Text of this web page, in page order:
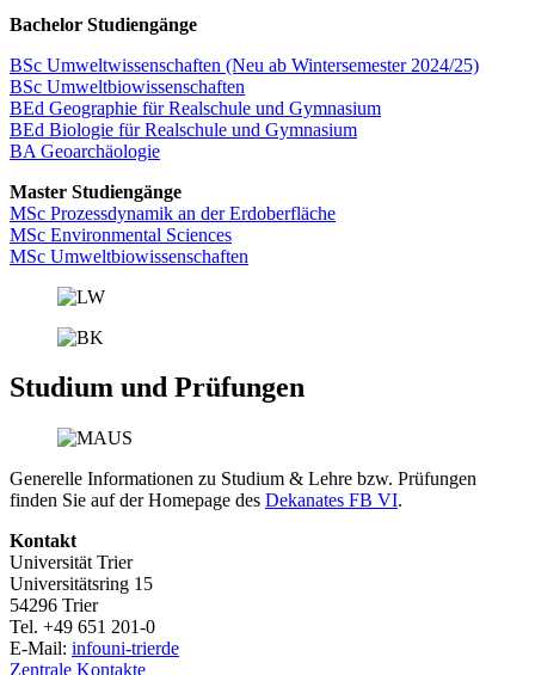
Bachelor Studiengänge
BSc Umweltwissenschaften (Neu ab Wintersemester 2024/25)
BSc Umweltbiowissenschaften
BEd Geographie für Realschule und Gymnasium
BEd Biologie für Realschule und Gymnasium
BA Geoarchäologie
Master Studiengänge
MSc Prozessdynamik an der Erdoberfläche
MSc Environmental Sciences
MSc Umweltbiowissenschaften
Studium und Prüfungen
Generelle Informationen zu Studium & Lehre bzw. Prüfungen
finden Sie auf der Homepage des Dekanates FB VI.
Kontakt
Universität Trier
Universitätsring 15
54296 Trier
Tel. +49 651 201-0
E-Mail: infouni-trierde
Zentrale Kontakte